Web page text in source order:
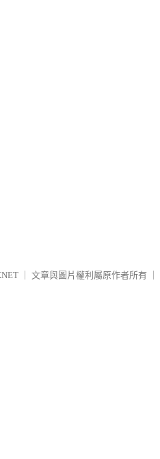
文章與圖片權利屬原作者所有